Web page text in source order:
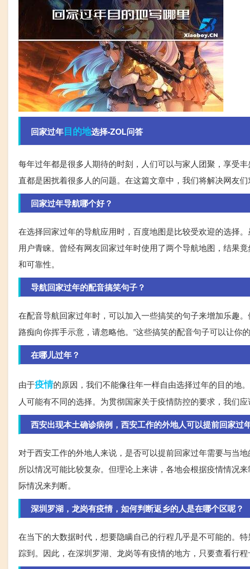
回家过年目的地选择-ZOL问答
每年过年都是很多人期待的时刻，人们可以与家人团聚，享受
直都是困扰着很多人的问题。在这篇文章中，我们将解决网友们
回家过年导航哪个好？
在选择回家过年的导航应用时，百度地图是比较受欢迎的选择
用户青睐。曾经有网友回家过年时使用了两个导航地图，结果
和可靠性。
导航回家过年的配音搞笑句子？
在配音导航回家过年时，可以加入一些搞笑的句子来增加乐趣
路痴向你挥手示意，请忽略他。”这些搞笑的配音句子可以让你
在哪儿过年？
由于疫情的原因，我们不能像往年一样自由选择过年的目的地
人可能有不同的选择。为贯彻国家关于疫情防控的要求，我们
西安出现本土确诊病例，西安工作的外地人可以提前回家过
对于西安工作的外地人来说，是否可以提前回家过年需要与当
所以情况可能比较复杂。但理论上来讲，各地会根据疫情情况
际情况来判断。
深圳罗湖，龙岗有疫情，如何判断返乡的人是在哪个区呢？
在当下的大数据时代，想要隐瞒自己的行程几乎是不可能的。
踪到。因此，在深圳罗湖、龙岗等有疫情的地方，只要查看行